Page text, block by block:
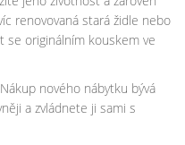
renovovaná stará židle nebo
se originálním kouskem ve
nového nábytku bývá
a zvládnete ji sami s